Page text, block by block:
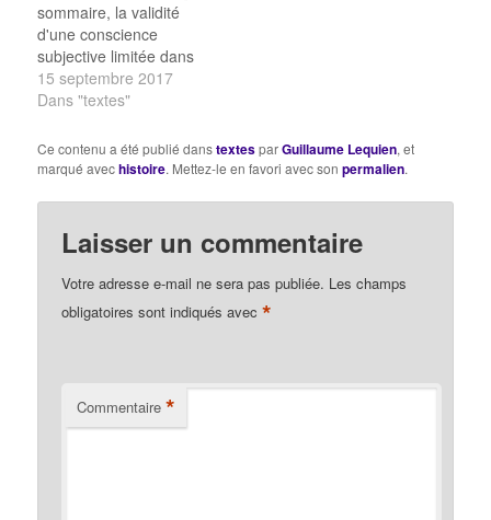
sommaire, la validité
d'une conscience
subjective limitée dans
son contenu de vérité.
La manière dont se
opinion peut être
vraiment anodine.
qu'à son avis, le
nouveau bâtiment de la
faculté a sept étages,
cela peut vouloir…
15 septembre 2017
Dans "textes"
Ce contenu a été publié danstextesparGuillaume Lequien, et
marqué avechistoire. Mettez-le en favori avec sonpermalien.
Laisser un commentaire
Votre adresse e-mail ne sera pas publiée. Les champs
obligatoires sont indiqués avec*
Commentaire *